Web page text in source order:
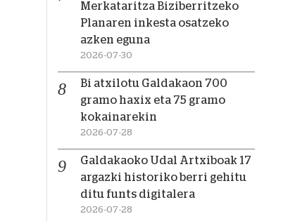
Merkataritza Biziberritzeko
Planaren inkesta osatzeko
azken eguna
2026-07-30
Bi atxilotu Galdakaon 700
gramo haxix eta 75 gramo
kokainarekin
2026-07-28
Galdakaoko Udal Artxiboak 17
argazki historiko berri gehitu
ditu funts digitalera
2026-07-28